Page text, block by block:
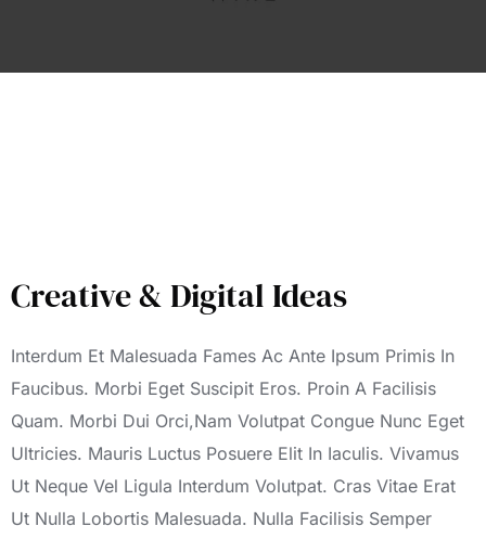
Creative & Digital Ideas
Interdum Et Malesuada Fames Ac Ante Ipsum Primis In
Faucibus. Morbi Eget Suscipit Eros. Proin A Facilisis
Quam. Morbi Dui Orci,Nam Volutpat Congue Nunc Eget
Ultricies. Mauris Luctus Posuere Elit In Iaculis. Vivamus
Ut Neque Vel Ligula Interdum Volutpat. Cras Vitae Erat
Ut Nulla Lobortis Malesuada. Nulla Facilisis Semper